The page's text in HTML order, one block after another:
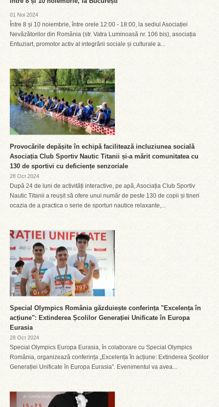
01 Noi 2024
Între 8 și 10 noiembrie, între orele 12:00 - 18:00, la sediul Asociației
Nevăzătorilor din România (str. Vatra Luminoasă nr. 106 bis), asociația
Entuziart, promotor activ al integrării sociale și culturale a...
Provocările depășite în echipă facilitează incluziunea socială
Asociația Club Sportiv Nautic Titanii și-a mărit comunitatea cu
130 de sportivi cu deficiențe senzoriale
28 Oct 2024
După 24 de luni de activități interactive, pe apă, Asociația Club Sportiv
Nautic Titanii a reușit să ofere unui număr de peste 130 de copii și tineri
ocazia de a practica o serie de sporturi nautice relaxante,...
Special Olympics România găzduiește conferința "Excelența în
acțiune": Extinderea Școlilor Generației Unificate în Europa
Eurasia
28 Oct 2024
Special Olympics Europa Eurasia, în colaborare cu Special Olympics
România, organizează conferința „Excelența în acțiune: Extinderea Școlilor
Generației Unificate în Europa Eurasia”. Evenimentul va avea...